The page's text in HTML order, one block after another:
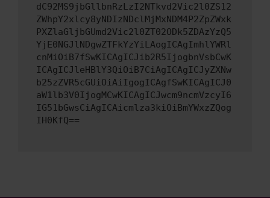
dC92MS9jbGllbnRzLzI2NTkvd2Vic2l0ZS12
ZWhpY2xlcy8yNDIzNDclMjMxNDM4P2ZpZWxk
PXZlaGljbGUmd2Vic2l0ZT02ODk5ZDAzYzQ5
YjE0NGJlNDgwZTFkYzYiLAogICAgImhlYWRl
cnMiOiB7fSwKICAgICJib2R5IjogbnVsbCwK
ICAgICJleHBlY3QiOiB7CiAgICAgICJyZXNw
b25zZVR5cGUiOiAiIgogICAgfSwKICAgICJ0
aW1lb3V0IjogMCwKICAgICJwcm9ncmVzcyI6
IG51bGwsCiAgICAicmlza3kiOiBmYWxzZQog
IH0KfQ==